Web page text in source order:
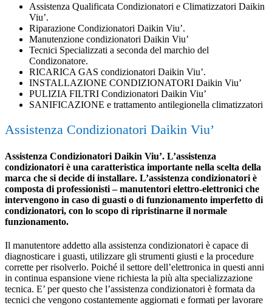
Assistenza Qualificata Condizionatori e Climatizzatori Daikin
Viu’.
Riparazione Condizionatori Daikin Viu’.
Manutenzione condizionatori Daikin Viu’
Tecnici Specializzati a seconda del marchio del
Condizonatore.
RICARICA GAS condizionatori Daikin Viu’.
INSTALLAZIONE CONDIZIONATORI Daikin Viu’
PULIZIA FILTRI Condizionatori Daikin Viu’
SANIFICAZIONE e trattamento antilegionella climatizzatori
Assistenza Condizionatori Daikin Viu’
Assistenza Condizionatori Daikin Viu’. L’assistenza
condizionatori è una caratteristica importante nella scelta della
marca che si decide di installare. L’assistenza condizionatori è
composta di professionisti – manutentori elettro-elettronici che
intervengono in caso di guasti o di funzionamento imperfetto di
condizionatori, con lo scopo di ripristinarne il normale
funzionamento.
Il manutentore addetto alla assistenza condizionatori è capace di
diagnosticare i guasti, utilizzare gli strumenti giusti e la procedure
corrette per risolverlo. Poiché il settore dell’elettronica in questi anni
in continua espansione viene richiesta la più alta specializzazione
tecnica. E’ per questo che l’assistenza condizionatori è formata da
tecnici che vengono costantemente aggiornati e formati per lavorare